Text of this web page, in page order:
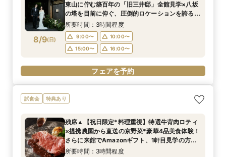
8/9(日)
東山に佇む築百年の「旧三井邸」全館見学×八坂
の塔を目前に仰ぐ、圧倒的ロケーションを誇る
チャペルでの入場体験◎さらに豪華4品試食付！
所要時間：3時間程度
9:00〜
10:00〜
15:00〜
16:00〜
フェアを予約
試食会 特典あり
残席▲【祝日限定*料理重視】特選牛背肉ロティ
×提携農園から直送の京野菜*豪華4品美食体験！
さらに来館でAmazonギフト、1軒目見学の方は
ご成約で挙式料無料＆料理2ランクUP特典付◎
所要時間：3時間程度